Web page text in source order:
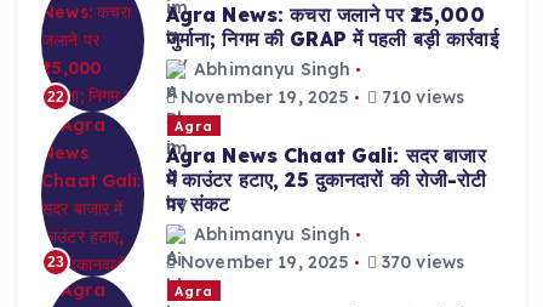
22
Agra News: कचरा जलाने पर ₹25,000
जुर्माना; निगम की GRAP में पहली बड़ी कार्रवाई
Abhimanyu Singh
November 19, 2025
710 views
23
Agra
Agra News Chaat Gali: सदर बाजार
में काउंटर हटाए, 25 दुकानदारों की रोजी-रोटी
पर संकट
Abhimanyu Singh
November 19, 2025
370 views
Agra